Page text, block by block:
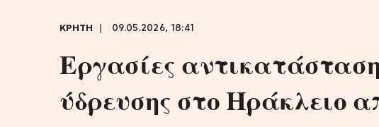
ΚΡΗΤΗ 09.05.2026, 18:41
Εργασίες
ύδρευσης στο Ηράκλειο